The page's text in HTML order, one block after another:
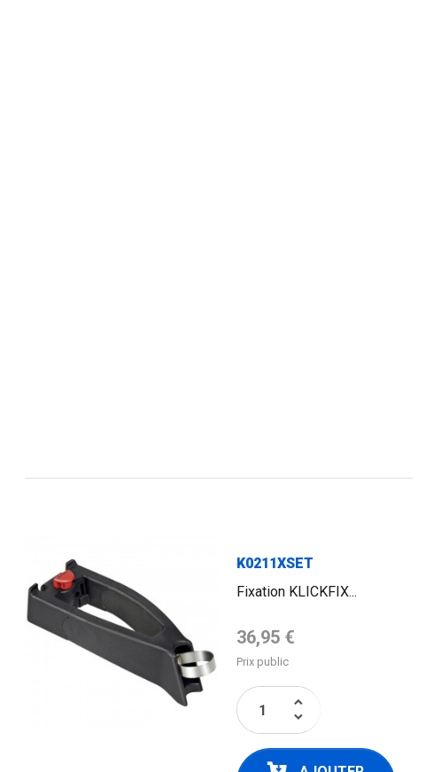
K0211XSET
Fixation KLICKFIX...
Prix de base
36,95 €
Prix public
keyboard_arrow_up
keyboard_arrow_down